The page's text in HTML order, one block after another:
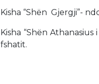
Kisha “Shën Gjergji”-
Kisha “Shën
fshatit.